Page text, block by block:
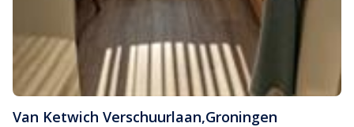
Van Ketwich Verschuurlaan,Groningen